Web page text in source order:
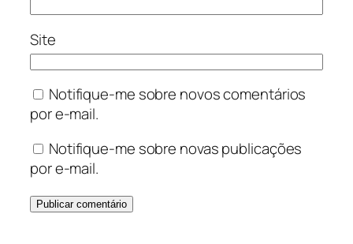
Site
Notifique-me sobre novos comentários
por e-mail.
Notifique-me sobre novas publicações
por e-mail.